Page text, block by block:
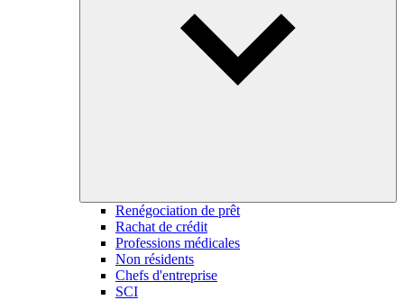
Renégociation de prêt
Rachat de crédit
Professions médicales
Non résidents
Chefs d'entreprise
SCI